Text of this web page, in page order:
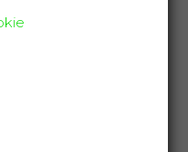
da
+